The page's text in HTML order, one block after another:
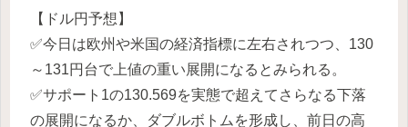
【ドル円予想】
✅今日は欧州や米国の経済指標に左右されつつ、130
～131円台で上値の重い展開になるとみられる。
✅サポート1の130.569を実態で超えてさらなる下落
の展開になるか、ダブルボトムを形成し、前日の高